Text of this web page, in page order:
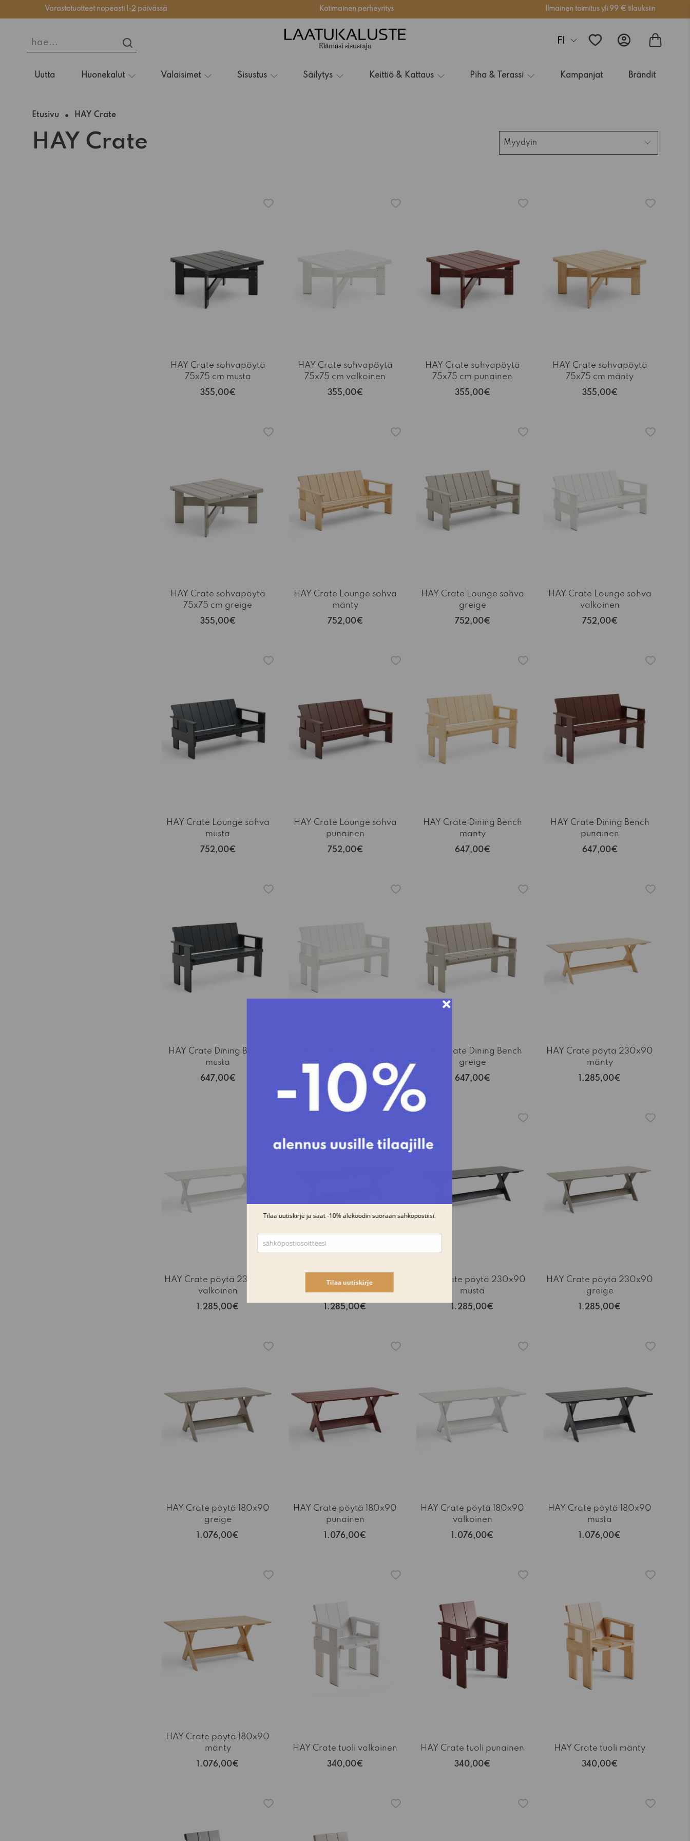
Varastotuotteet nopeasti 1-2 päivässä Kotimainen perheyritys Ilmainen toimitus yli 99 € tilauksiin
hae... FI
HAE...
Uutta
Huonekalut Valaisimet Sisustus Säilytys Keittiö & Kattaus Piha & Terassi Kampanjat Brändit
Etusivu HAY Crate
HAY Crate Myydyin
HAY Crate sohvapöytä
75x75 cm musta
355,00€
HAY Crate sohvapöytä
75x75 cm valkoinen
355,00€
HAY Crate sohvapöytä
75x75 cm punainen
355,00€
HAY Crate sohvapöytä
75x75 cm mänty
355,00€
HAY Crate sohvapöytä
75x75 cm greige
355,00€
HAY Crate Lounge sohva
mänty
752,00€
HAY Crate Lounge sohva
greige
752,00€
HAY Crate Lounge sohva
valkoinen
752,00€
HAY Crate Lounge sohva
musta
752,00€
HAY Crate Lounge sohva
punainen
752,00€
HAY Crate Dining Bench
mänty
647,00€
HAY Crate Dining Bench
punainen
647,00€
HAY Crate Dining Bench
musta
647,00€
valkoinen
647,00€
HAY Crate Dining Bench
greige
647,00€
HAY Crate pöytä 230x90
mänty
1.285,00€
HAY Crate pöytä 230x90
valkoinen
1.285,00€
HAY Crate pöytä 230x90
punainen
1.285,00€
HAY Crate pöytä 230x90
musta
1.285,00€
HAY Crate pöytä 230x90
greige
1.285,00€
HAY Crate pöytä 180x90
greige
1.076,00€
HAY Crate pöytä 180x90
punainen
1.076,00€
HAY Crate pöytä 180x90
valkoinen
1.076,00€
HAY Crate pöytä 180x90
musta
1.076,00€
HAY Crate pöytä 180x90
mänty
1.076,00€
HAY Crate tuoli valkoinen
340,00€
HAY Crate tuoli punainen
340,00€
HAY Crate tuoli mänty
340,00€